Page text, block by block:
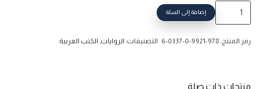
نور
إضافة إلى السلة
رمز المنتج: 978-9921-0-0337-6 التصنيفات: الروايات الكتب العربية
منتجات ذات صلة